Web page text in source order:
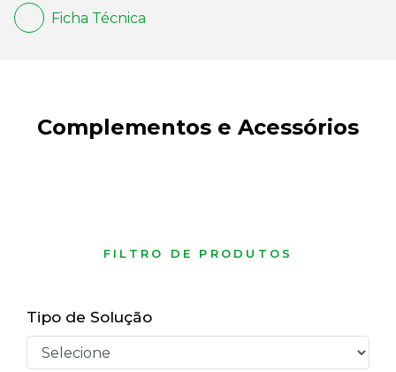
Ficha Técnica
Complementos e Acessórios
FILTRO DE PRODUTOS
Tipo de Solução